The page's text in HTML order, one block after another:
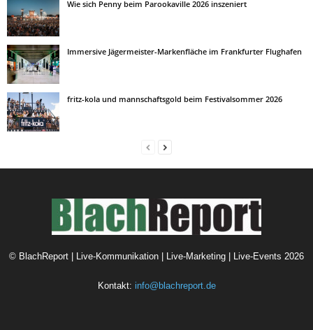
Wie sich Penny beim Parookaville 2026 inszeniert
Immersive Jägermeister-Markenfläche im Frankfurter Flughafen
fritz-kola und mannschaftsgold beim Festivalsommer 2026
© BlachReport | Live-Kommunikation | Live-Marketing | Live-Events 2026
Kontakt: info@blachreport.de